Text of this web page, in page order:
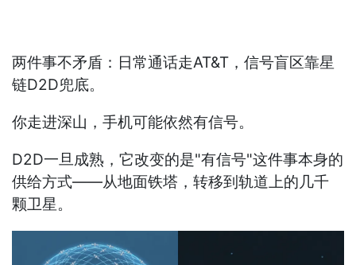
两件事不矛盾：日常通话走AT&T，信号盲区靠星
链D2D兜底。
你走进深山，手机可能依然有信号。
D2D一旦成熟，它改变的是"有信号"这件事本身的
供给方式——从地面铁塔，转移到轨道上的几千
颗卫星。